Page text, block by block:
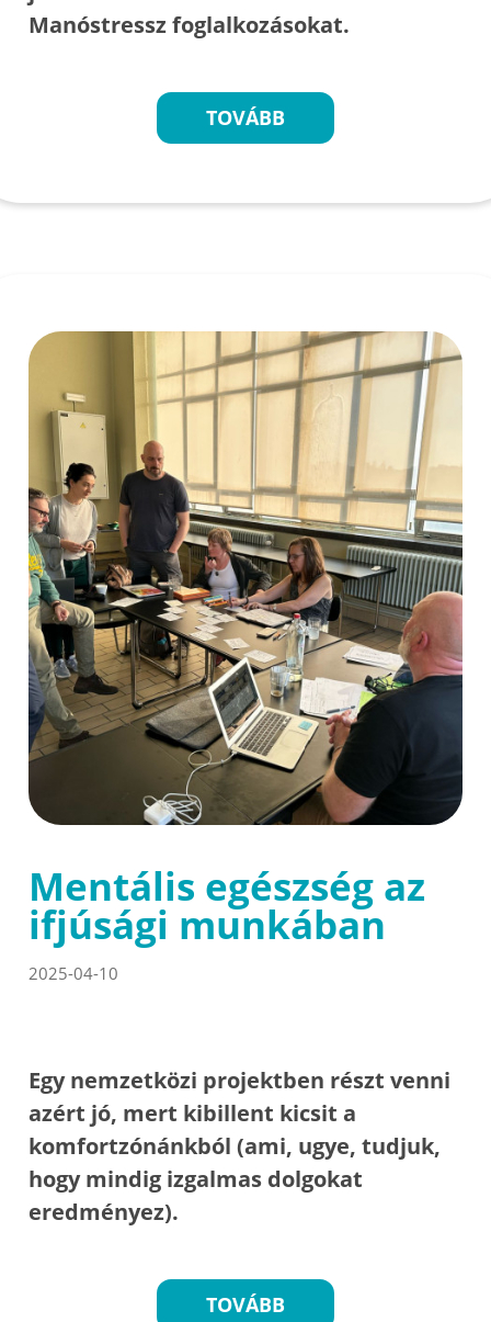
Manóstressz foglalkozásokat.
TOVÁBB
Mentális egészség az
ifjúsági munkában
2025-04-10
Egy nemzetközi projektben részt venni
azért jó, mert kibillent kicsit a
komfortzónánkból (ami, ugye, tudjuk,
hogy mindig izgalmas dolgokat
eredményez).
TOVÁBB